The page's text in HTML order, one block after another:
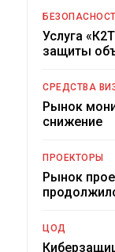
Услуга
защиты
СРЕДСТВА
Рынок
снижение
ПРОЕКТОРЫ
Рынок
ЦОД